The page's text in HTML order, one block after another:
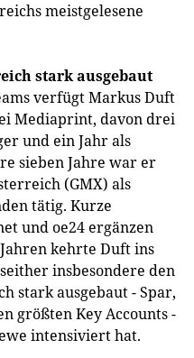
meistgelesene
stark ausgebaut
verfügt Markus Duft
Mediaprint, davon drei
und ein Jahr als
sieben Jahre war er
(GMX) als
tätig. Kurze
und oe24 ergänzen
kehrte Duft ins
insbesondere den
stark ausgebaut - Spar,
größten Key Accounts -
intensiviert hat.